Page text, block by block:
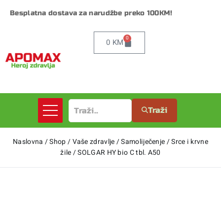
Besplatna dostava za narudžbe preko 100KM!
0 KM 0
Traži
Naslovna /Shop/Vaše zdravlje/Samoliječenje/Srce i krvne
žile/SOLGAR HY bio C tbl. A50